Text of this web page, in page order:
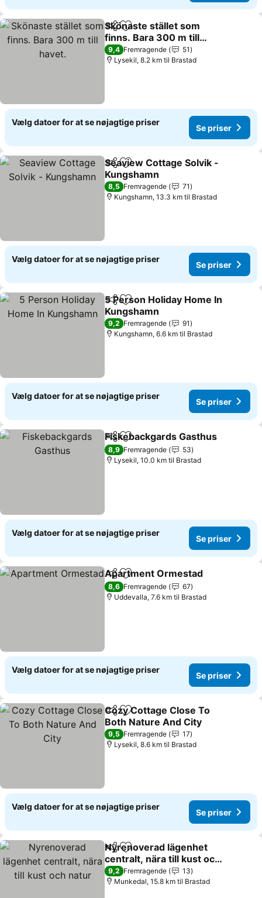
Del Føj til favoritter
Skönaste stället som
finns. Bara 300 m till
havet.
Se priser
9,4 Fremragende
51
Lysekil, 8.2 km til Brastad
Vælg datoer for at se nøjagtige priser
Se priser
Del Føj til favoritter
Seaview Cottage Solvik -
Kungshamn
Se priser
8,5 Fremragende
71
Kungshamn, 13.3 km til Brastad
Vælg datoer for at se nøjagtige priser
Se priser
Del Føj til favoritter
5 Person Holiday Home In
Kungshamn
Se priser
9,2 Fremragende
91
Kungshamn, 6.6 km til Brastad
Vælg datoer for at se nøjagtige priser
Se priser
Del Føj til favoritter
Fiskebackgards Gasthus
8,9 Fremragende
53
Lysekil, 10.0 km til Brastad
Vælg datoer for at se nøjagtige priser
Se priser
Del Føj til favoritter
Apartment Ormestad
8,6 Fremragende
67
Uddevalla, 7.6 km til Brastad
Vælg datoer for at se nøjagtige priser
Se priser
Del Føj til favoritter
Cozy Cottage Close To
Both Nature And City
Se priser
9,5 Fremragende
17
Lysekil, 8.6 km til Brastad
Vælg datoer for at se nøjagtige priser
Se priser
Del Føj til favoritter
Nyrenoverad lägenhet
centralt, nära till kust och
natur
Se priser
9,2 Fremragende
13
Munkedal, 15.8 km til Brastad